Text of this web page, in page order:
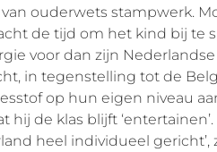
ouderwets stampwerk.
de tijd om het kind bij te
voor dan zijn
in tegenstelling tot de
op hun eigen niveau
hij de klas blijft
heel individueel gericht’,